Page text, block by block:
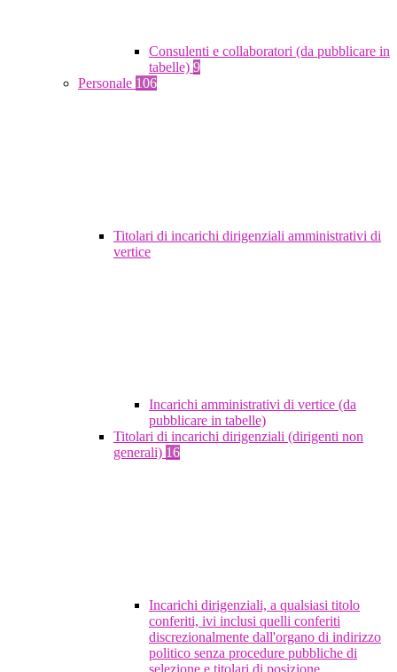
Consulenti e collaboratori (da pubblicare in
tabelle) 9
Personale 106
Titolari di incarichi dirigenziali amministrativi di
vertice
Incarichi amministrativi di vertice (da
pubblicare in tabelle)
Titolari di incarichi dirigenziali (dirigenti non
generali) 16
Incarichi dirigenziali, a qualsiasi titolo
conferiti, ivi inclusi quelli conferiti
discrezionalmente dall'organo di indirizzo
politico senza procedure pubbliche di